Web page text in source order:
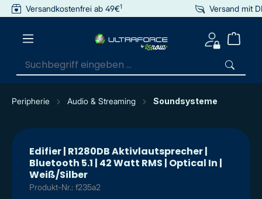
springen
Versandkostenfrei ab 49€1 Versand mit
Peripherie Audio & Streaming Soundsysteme
Edifier | R1280DB Aktivlautsprecher |
Bluetooth 5.1 | 42 Watt RMS | Optical In |
Weiß/Silber
Produkt-Nr.: f235a2